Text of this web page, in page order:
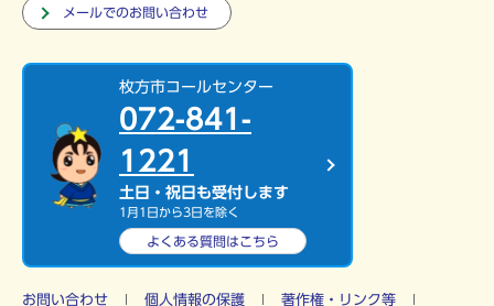
メールでのお問い合わせ
枚方市コールセンター
072-841-
1221
土日・祝日も受付します
1月1日から3日を除く
よくある質問はこちら
お問い合わせ 個人情報の保護 著作権・リンク等